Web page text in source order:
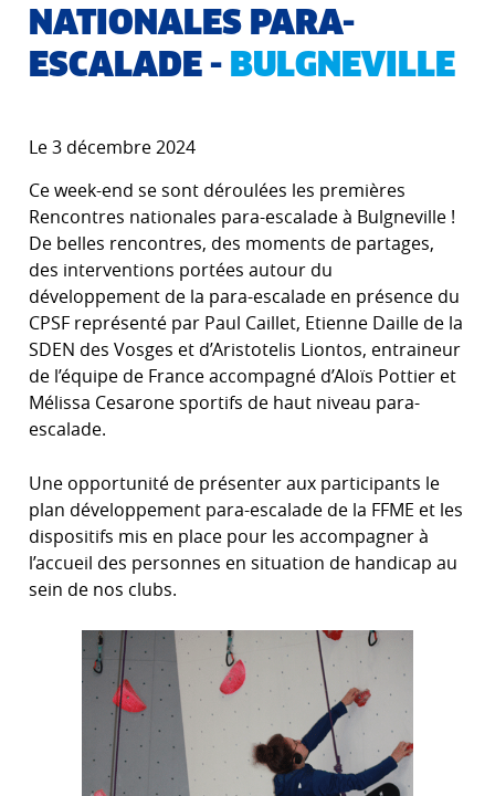
NATIONALES PARA-
ESCALADE - BULGNEVILLE
Le 3 décembre 2024
Ce week-end se sont déroulées les premières
Rencontres nationales para-escalade à Bulgneville !
De belles rencontres, des moments de partages,
des interventions portées autour du
développement de la para-escalade en présence du
CPSF représenté par Paul Caillet, Etienne Daille de la
SDEN des Vosges et d’Aristotelis Liontos, entraineur
de l’équipe de France accompagné d’Aloïs Pottier et
Mélissa Cesarone sportifs de haut niveau para-
escalade.
Une opportunité de présenter aux participants le
plan développement para-escalade de la FFME et les
dispositifs mis en place pour les accompagner à
l’accueil des personnes en situation de handicap au
sein de nos clubs.